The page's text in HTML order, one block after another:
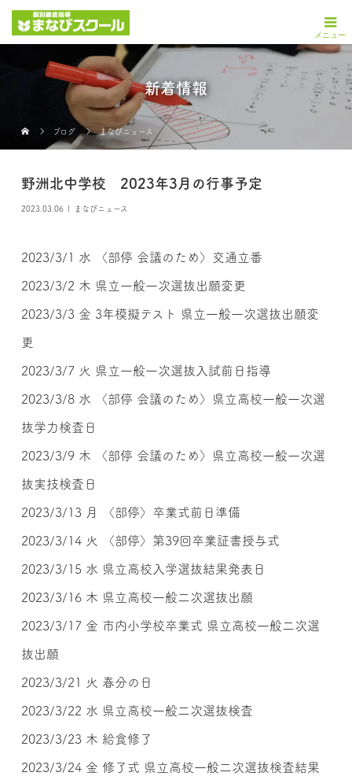
新着情報
ブログ まなびニュース
野洲北中学校 2023年3月の行事予定
2023.03.06 まなびニュース
2023/3/1 水 〈部停 会議のため〉交通立番
2023/3/2 木 県立一般一次選抜出願変更
2023/3/3 金 3年模擬テスト 県立一般一次選抜出願変
更
2023/3/7 火 県立一般一次選抜入試前日指導
2023/3/8 水 〈部停 会議のため〉県立高校一般一次選
抜学力検査日
2023/3/9 木 〈部停 会議のため〉県立高校一般一次選
抜実技検査日
2023/3/13 月 〈部停〉卒業式前日準備
2023/3/14 火 〈部停〉第39回卒業証書授与式
2023/3/15 水 県立高校入学選抜結果発表日
2023/3/16 木 県立高校一般二次選抜出願
2023/3/17 金 市内小学校卒業式 県立高校一般二次選
抜出願
2023/3/21 火 春分の日
2023/3/22 水 県立高校一般二次選抜検査
2023/3/23 木 給食修了
2023/3/24 金 修了式 県立高校一般二次選抜検査結果